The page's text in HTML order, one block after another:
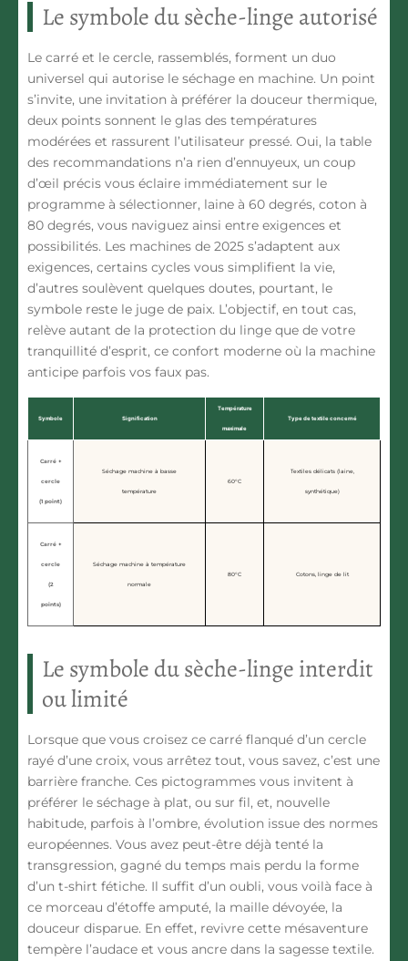
Le symbole du sèche-linge autorisé
Le carré et le cercle, rassemblés, forment un duo
universel qui autorise le séchage en machine. Un point
s’invite, une invitation à préférer la douceur thermique,
deux points sonnent le glas des températures
modérées et rassurent l’utilisateur pressé. Oui, la table
des recommandations n’a rien d’ennuyeux, un coup
d’œil précis vous éclaire immédiatement sur le
programme à sélectionner, laine à 60 degrés, coton à
80 degrés, vous naviguez ainsi entre exigences et
possibilités. Les machines de 2025 s’adaptent aux
exigences, certains cycles vous simplifient la vie,
d’autres soulèvent quelques doutes, pourtant, le
symbole reste le juge de paix. L’objectif, en tout cas,
relève autant de la protection du linge que de votre
tranquillité d’esprit, ce confort moderne où la machine
anticipe parfois vos faux pas.
Symbole Signification
Température
maximale
Type de textile concerné
Carré +
cercle
(1 point)
Séchage machine à basse
température
60°C
Textiles délicats (laine,
synthétique)
Carré +
cercle
(2
points)
Séchage machine à température
normale
80°C Cotons, linge de lit
Le symbole du sèche-linge interdit
ou limité
Lorsque que vous croisez ce carré flanqué d’un cercle
rayé d’une croix, vous arrêtez tout, vous savez, c’est une
barrière franche. Ces pictogrammes vous invitent à
préférer le séchage à plat, ou sur fil, et, nouvelle
habitude, parfois à l’ombre, évolution issue des normes
européennes. Vous avez peut-être déjà tenté la
transgression, gagné du temps mais perdu la forme
d’un t-shirt fétiche. Il suffit d’un oubli, vous voilà face à
ce morceau d’étoffe amputé, la maille dévoyée, la
douceur disparue. En effet, revivre cette mésaventure
tempère l’audace et vous ancre dans la sagesse textile.